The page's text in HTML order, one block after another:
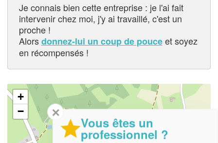
Je connais bien cette entreprise : je l'ai fait
intervenir chez moi, j'y ai travaillé, c'est un
proche !
Alorsdonnez-lui un coup de pouceet soyez
en récompensés !
+
−
✕
Vous êtes un
professionnel ?